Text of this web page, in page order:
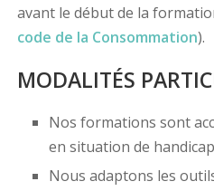
avant le début de la
code de la Consommation).
MODALITÉS
Nos formations sont
en situation de
Nous adaptons les